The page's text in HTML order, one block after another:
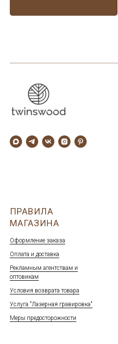
ПРАВИЛА
МАГАЗИНА
Оформление заказа
Оплата и доставка
Рекламным агентствам и
оптовикам
Условия возврата товара
Услуга "Лазерная гравировка"
Меры предосторожности